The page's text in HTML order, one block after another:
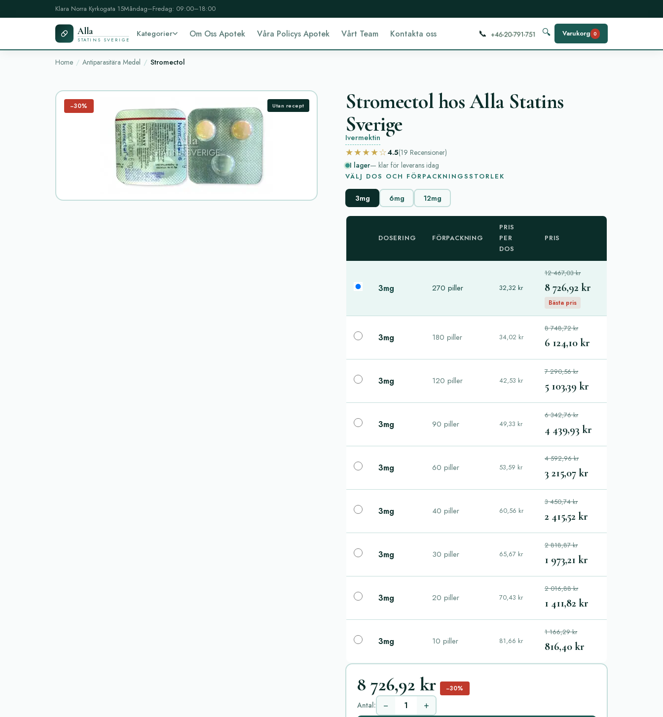
Klara Norra Kyrkogata 15Måndag–Fredag: 09:00–18:00
Alla
STATINS SVERIGE
Kategorier Om Oss Apotek Våra Policys Apotek Vårt Team Kontakta oss 📞 🔍 Varukorg 0
Home Antiparasitära Medel Stromectol
−30% Utan recept
Stromectol hos Alla Statins
Sverige
Ivermektin
★★★★☆4.5(19 Recensioner)
I lager— klar för leverans idag
VÄLJ DOS OCH FÖRPACKNINGSSTORLEK
3mg 6mg 12mg
DOSERING FÖRPACKNING
PRIS
PER
DOS
PRIS
3mg 270 piller 32,32 kr
12 467,03 kr
8 726,92 kr
Bästa pris
3mg 180 piller 34,02 kr
8 748,72 kr
6 124,10 kr
3mg 120 piller 42,53 kr
7 290,56 kr
5 103,39 kr
3mg 90 piller 49,33 kr
6 342,76 kr
4 439,93 kr
3mg 60 piller 53,59 kr
4 592,96 kr
3 215,07 kr
3mg 40 piller 60,56 kr
3 450,74 kr
2 415,52 kr
3mg 30 piller 65,67 kr
2 818,87 kr
1 973,21 kr
3mg 20 piller 70,43 kr
2 016,88 kr
1 411,82 kr
3mg 10 piller 81,66 kr
1 166,29 kr
816,40 kr
8 726,92 kr −30%
Antal: − +